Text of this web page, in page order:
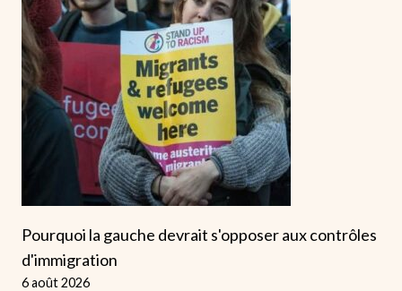
Pourquoi la gauche devrait s'opposer aux contrôles
d'immigration
6 août 2026